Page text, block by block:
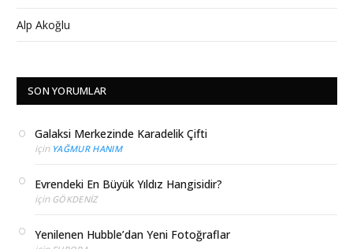
Alp Akoğlu
SON YORUMLAR
Galaksi Merkezinde Karadelik Çifti
için YAĞMUR HANIM
Evrendeki En Büyük Yıldız Hangisidir?
için GÖKDENIZ
Yenilenen Hubble’dan Yeni Fotoğraflar